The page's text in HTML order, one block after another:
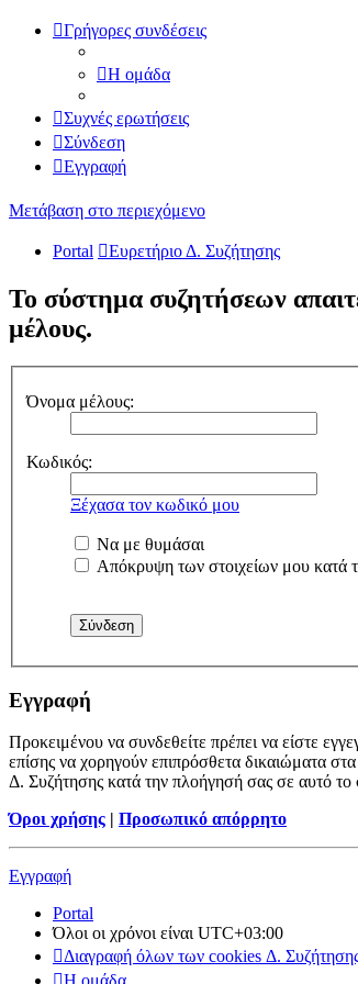
Γρήγορες συνδέσεις
Η ομάδα
Συχνές ερωτήσεις
Σύνδεση
Εγγραφή
Μετάβαση στο περιεχόμενο
Portal Ευρετήριο Δ. Συζήτησης
Το σύστημα συζητήσεων
μέλους.
Όνομα μέλους:
Κωδικός:
Ξέχασα τον κωδικό μου
Να με θυμάσαι
Απόκρυψη των στοιχείων μου κατά
Εγγραφή
Προκειμένου να συνδεθείτε πρέπει να είστε
επίσης να χορηγούν επιπρόσθετα δικαιώματα
Δ. Συζήτησης κατά την πλοήγησή σας σε αυτό
Όροι χρήσης | Προσωπικό απόρρητο
Εγγραφή
Portal
Όλοι οι χρόνοι είναι UTC+03:00
Διαγραφή όλων των cookies Δ.